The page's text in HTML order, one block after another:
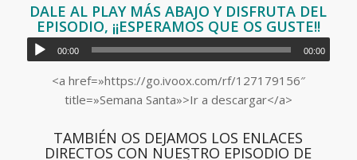
DALE AL PLAY MÁS ABAJO Y DISFRUTA DEL
EPISODIO, ¡¡ESPERAMOS QUE OS GUSTE!!
00:00 00:00
<a href=»https://go.ivoox.com/rf/127179156″
title=»Semana Santa»>Ir a descargar</a>
TAMBIÉN OS DEJAMOS LOS ENLACES
DIRECTOS CON NUESTRO EPISODIO DE